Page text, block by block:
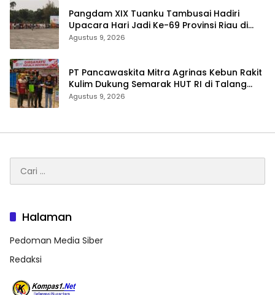
Pangdam XIX Tuanku Tambusai Hadiri
Upacara Hari Jadi Ke-69 Provinsi Riau di
Pekanbaru
Agustus 9, 2026
‎PT Pancawaskita Mitra Agrinas Kebun Rakit
Kulim Dukung Semarak HUT RI di Talang
Perigi
Agustus 9, 2026
untuk:
Halaman
Pedoman Media Siber
Redaksi